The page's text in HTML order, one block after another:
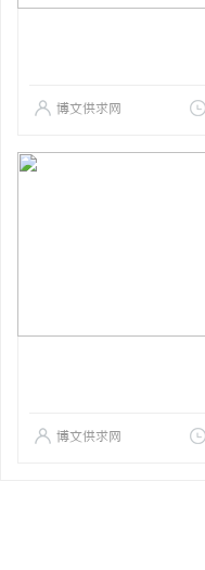
博文供求网
博文供求网